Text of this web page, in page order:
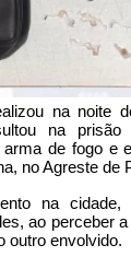
na noite
na
de fogo e
no Agreste de
na
ao perceber
outro envolvido.